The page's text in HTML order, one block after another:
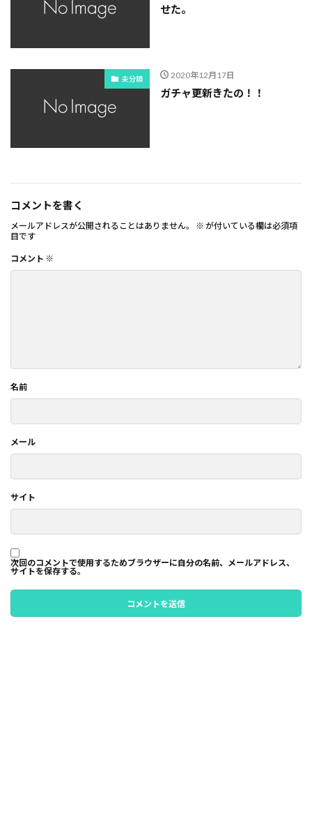
せた。
未分類 2020年12月17日
ガチャ更新きたの！！
コメントを書く
メールアドレスが公開されることはありません。 ※ が付いている欄は必須項
目です
コメント ※
名前
メール
サイト
次回のコメントで使用するためブラウザーに自分の名前、メールアドレス、
サイトを保存する。